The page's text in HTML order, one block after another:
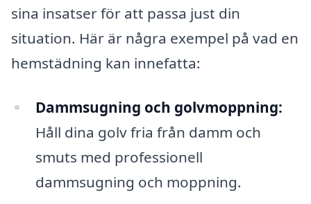
sina insatser för att passa just din
situation. Här är några exempel på vad en
hemstädning kan innefatta:
Dammsugning och golvmoppning:
Håll dina golv fria från damm och
smuts med professionell
dammsugning och moppning.